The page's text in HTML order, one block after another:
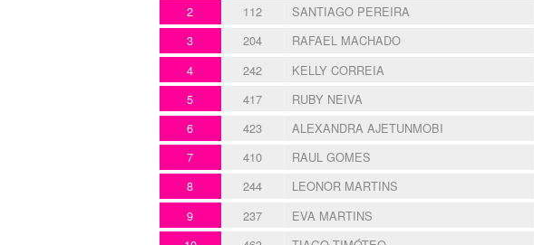
2 112 SANTIAGO PEREIRA
3 204 RAFAEL MACHADO
4 242 KELLY CORREIA
5 417 RUBY NEIVA
6 423 ALEXANDRA AJETUNMOBI
7 410 RAUL GOMES
8 244 LEONOR MARTINS
9 237 EVA MARTINS